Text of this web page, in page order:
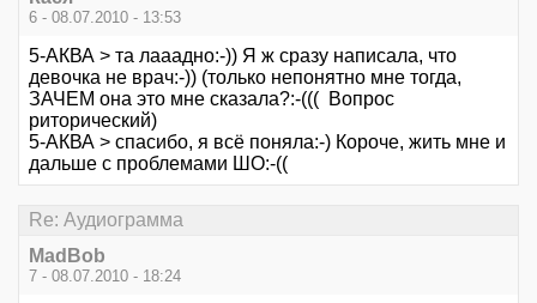
6 - 08.07.2010 - 13:53
5-АКВА > та лааадно:-)) Я ж сразу написала, что
девочка не врач:-)) (только непонятно мне тогда,
ЗАЧЕМ она это мне сказала?:-((( Вопрос
риторический)
5-АКВА > спасибо, я всё поняла:-) Короче, жить мне и
дальше с проблемами ШО:-((
Re: Аудиограмма
MadBob
7 - 08.07.2010 - 18:24